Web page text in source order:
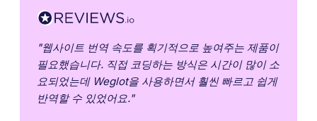
"웹사이트 번역 속도를 획기적으로 높여주는 제품이
필요했습니다. 직접 코딩하는 방식은 시간이 많이 소
요되었는데 Weglot을 사용하면서 훨씬 빠르고 쉽게
반역할 수 있었어요."